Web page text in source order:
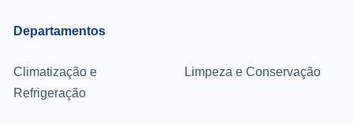
Departamentos
Climatização e
Refrigeração
Limpeza e Conservação